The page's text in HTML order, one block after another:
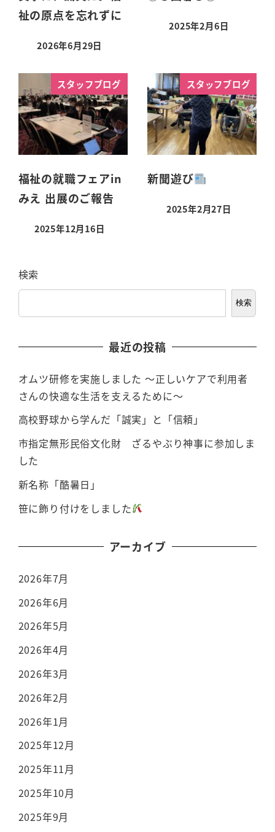
祉の原点を忘れずに
2026年6月29日
2025年2月6日
スタッフブログ
福祉の就職フェアin
みえ 出展のご報告
2025年12月16日
スタッフブログ
新聞遊び
2025年2月27日
検索
検索
最近の投稿
オムツ研修を実施しました ～正しいケアで利用者
さんの快適な生活を支えるために～
高校野球から学んだ「誠実」と「信頼」
市指定無形民俗文化財 ざるやぶり神事に参加しま
した
新名称「酷暑日」
笹に飾り付けをしました
アーカイブ
2026年7月
2026年6月
2026年5月
2026年4月
2026年3月
2026年2月
2026年1月
2025年12月
2025年11月
2025年10月
2025年9月